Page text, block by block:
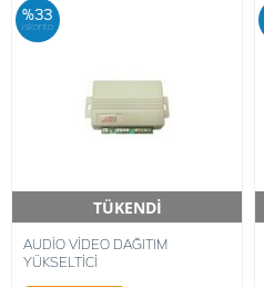
%33
iskonto
TÜKENDİ
Hızlı Teslimat
AUDİO VİDEO DAĞITIM
YÜKSELTİCİ